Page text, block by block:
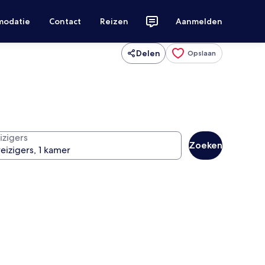
Contact Reizen Aanmelden
Delen Opslaan
Zoeken